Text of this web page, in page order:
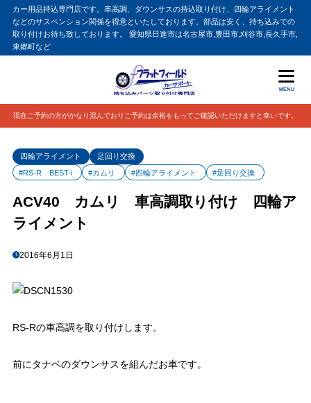
カー用品持込専門店です。車高調、ダウンサスの持込取り付け、四輪アライメント
などのサスペンション関係を得意といたしております。部品は安く、持ち込みでの
取り付けお待ち致しております。 愛知県日進市は名古屋市,豊田市,刈谷市,長久手市,
東郷町など
MENU
現在ご予約の方がかなり混んでおりご予約は余裕をもってご確認いただけますと幸いです。
四輪アライメント
足回り交換
#RS-R BEST-i
#カムリ #四輪アライメント #足回り交換
ACV40 カムリ 車高調取り付け 四輪ア
ライメント
2016年6月1日
RS-Rの車高調を取り付けします。
前にタナベのダウンサスを組んだお車です。